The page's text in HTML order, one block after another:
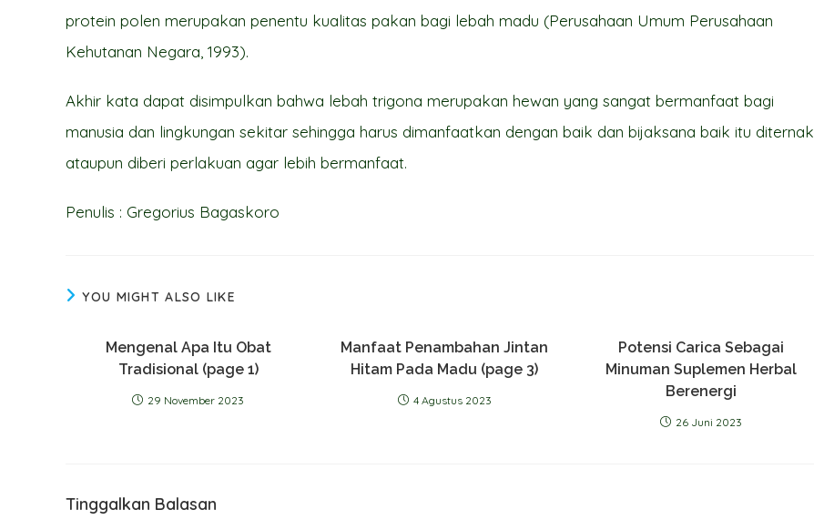
protein polen merupakan penentu kualitas pakan bagi lebah madu (Perusahaan Umum Perusahaan
Kehutanan Negara, 1993).
Akhir kata dapat disimpulkan bahwa lebah trigona merupakan hewan yang sangat bermanfaat bagi
manusia dan lingkungan sekitar sehingga harus dimanfaatkan dengan baik dan bijaksana baik itu diternak
ataupun diberi perlakuan agar lebih bermanfaat.
Penulis : Gregorius Bagaskoro
YOU MIGHT ALSO LIKE
Mengenal Apa Itu Obat
Tradisional (page 1)
29 November 2023
Manfaat Penambahan Jintan
Hitam Pada Madu (page 3)
4 Agustus 2023
Potensi Carica Sebagai
Minuman Suplemen Herbal
Berenergi
26 Juni 2023
Tinggalkan Balasan